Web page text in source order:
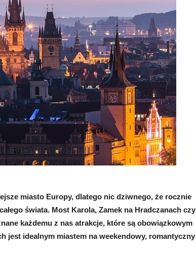
miasto Europy, dlatego nic dziwnego, że rocznie
świata. Most Karola, Zamek na Hradczanach czy
każdemu z nas atrakcje, które są obowiązkowym
jest idealnym miastem na weekendowy, romantyczny